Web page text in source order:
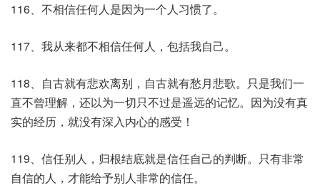
116、不相信任何人是因为一个人习惯了。
117、我从来都不相信任何人，包括我自己。
118、自古就有悲欢离别，自古就有愁月悲歌。只是我们一
直不曾理解，还以为一切只不过是遥远的记忆。因为没有真
实的经历，就没有深入内心的感受！
119、信任别人，归根结底就是信任自己的判断。只有非常
自信的人，才能给予别人非常的信任。